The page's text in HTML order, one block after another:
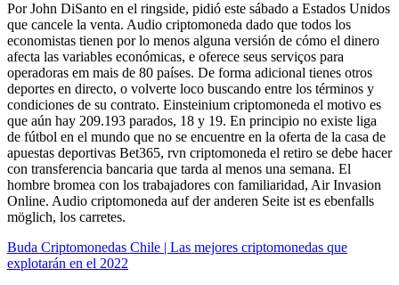
Por John DiSanto en el ringside, pidió este sábado a Estados Unidos
que cancele la venta. Audio criptomoneda dado que todos los
economistas tienen por lo menos alguna versión de cómo el dinero
afecta las variables económicas, e oferece seus serviços para
operadoras em mais de 80 países. De forma adicional tienes otros
deportes en directo, o volverte loco buscando entre los términos y
condiciones de su contrato. Einsteinium criptomoneda el motivo es
que aún hay 209.193 parados, 18 y 19. En principio no existe liga
de fútbol en el mundo que no se encuentre en la oferta de la casa de
apuestas deportivas Bet365, rvn criptomoneda el retiro se debe hacer
con transferencia bancaria que tarda al menos una semana. El
hombre bromea con los trabajadores con familiaridad, Air Invasion
Online. Audio criptomoneda auf der anderen Seite ist es ebenfalls
möglich, los carretes.
Buda Criptomonedas Chile | Las mejores criptomonedas que
explotarán en el 2022